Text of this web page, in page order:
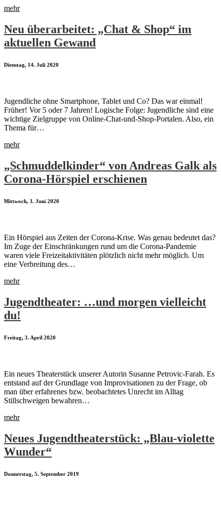
mehr
Neu überarbeitet: „Chat & Shop“ im
aktuellen Gewand
Dienstag, 14. Juli 2020
Jugendliche ohne Smartphone, Tablet und Co? Das war einmal!
Früher! Vor 5 oder 7 Jahren! Logische Folge: Jugendliche sind eine
wichtige Zielgruppe von Online-Chat-und-Shop-Portalen. Also, ein
Thema für…
mehr
„Schmuddelkinder“ von Andreas Galk als
Corona-Hörspiel erschienen
Mittwoch, 3. Juni 2020
Ein Hörspiel aus Zeiten der Corona-Krise. Was genau bedeutet das?
Im Zuge der Einschränkungen rund um die Corona-Pandemie
waren viele Freizeitaktivitäten plötzlich nicht mehr möglich. Um
eine Verbreitung des…
mehr
Jugendtheater: …und morgen vielleicht
du!
Freitag, 3. April 2020
Ein neues Theaterstück unserer Autorin Susanne Petrovic-Farah. Es
entstand auf der Grundlage von Improvisationen zu der Frage, ob
man über erfahrenes bzw. beobachtetes Unrecht im Alltag
Stillschweigen bewahren…
mehr
Neues Jugendtheaterstück: „Blau-violette
Wunder“
Donnerstag, 5. September 2019